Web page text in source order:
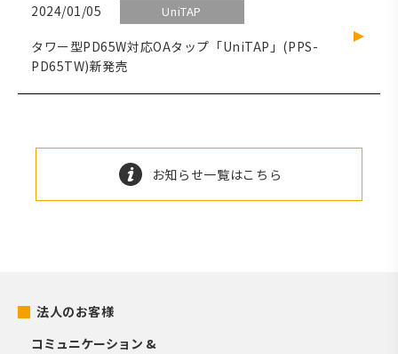
2024/01/05 UniTAP
タワー型PD65W対応OAタップ「UniTAP」(PPS-
PD65TW)新発売
お知らせ一覧はこちら
法人のお客様
コミュニケーション &